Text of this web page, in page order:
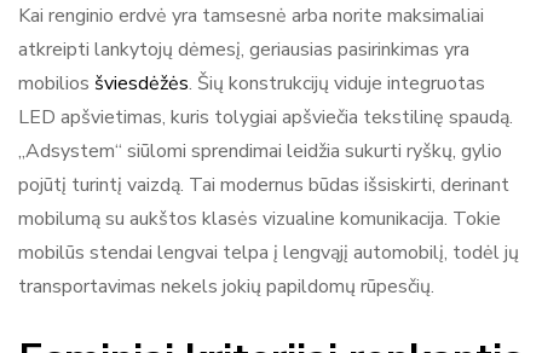
Kai renginio erdvė yra tamsesnė arba norite maksimaliai
atkreipti lankytojų dėmesį, geriausias pasirinkimas yra
mobilios šviesdėžės. Šių konstrukcijų viduje integruotas
LED apšvietimas, kuris tolygiai apšviečia tekstilinę spaudą.
„Adsystem“ siūlomi sprendimai leidžia sukurti ryškų, gylio
pojūtį turintį vaizdą. Tai modernus būdas išsiskirti, derinant
mobilumą su aukštos klasės vizualine komunikacija. Tokie
mobilūs stendai lengvai telpa į lengvąjį automobilį, todėl jų
transportavimas nekels jokių papildomų rūpesčių.